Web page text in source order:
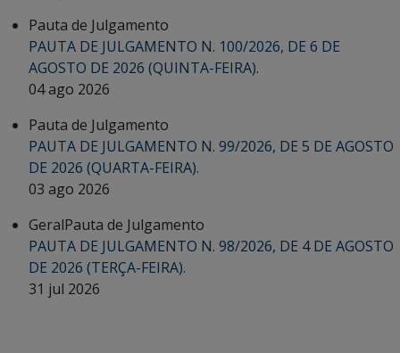
Pauta de Julgamento
PAUTA DE JULGAMENTO N. 100/2026, DE 6 DE
AGOSTO DE 2026 (QUINTA-FEIRA).
04 ago 2026
Pauta de Julgamento
PAUTA DE JULGAMENTO N. 99/2026, DE 5 DE AGOSTO
DE 2026 (QUARTA-FEIRA).
03 ago 2026
GeralPauta de Julgamento
PAUTA DE JULGAMENTO N. 98/2026, DE 4 DE AGOSTO
DE 2026 (TERÇA-FEIRA).
31 jul 2026